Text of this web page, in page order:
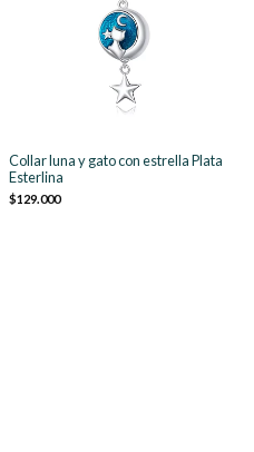
Collar luna y gato con estrella Plata
Esterlina
$129.000